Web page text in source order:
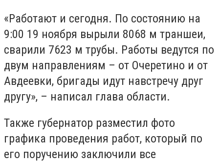
«Работают и сегодня. По состоянию на
9:00 19 ноября вырыли 8068 м траншеи,
сварили 7623 м трубы. Работы ведутся по
двум направлениям – от Очеретино и от
Авдеевки, бригады идут навстречу друг
другу», – написал глава области.
Также губернатор разместил фото
графика проведения работ, который по
его поручению заключили все